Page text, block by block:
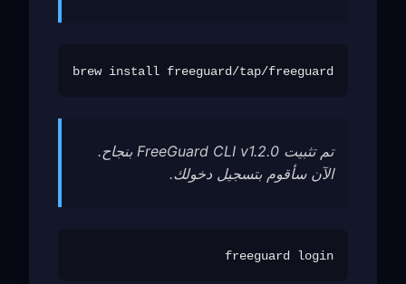
brew install freeguard/tap/freeguard
تم تثبيت FreeGuard CLI v1.2.0 بنجاح.
الآن سأقوم بتسجيل دخولك.
freeguard login